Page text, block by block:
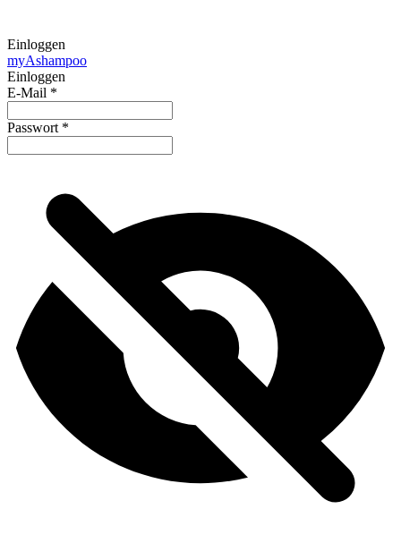
Einloggen
myAshampoo
Einloggen
E-Mail *
Passwort *